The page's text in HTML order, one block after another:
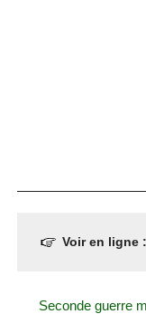
Voir en ligne :
Seconde guerre